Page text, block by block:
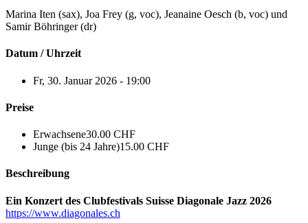
Marina Iten (sax), Joa Frey (g, voc), Jeanaine Oesch (b, voc) und
Samir Böhringer (dr)
Datum / Uhrzeit
Fr, 30. Januar 2026 - 19:00
Preise
Erwachsene30.00 CHF
Junge (bis 24 Jahre)15.00 CHF
Beschreibung
Ein Konzert des Clubfestivals Suisse Diagonale Jazz 2026
https://www.diagonales.ch